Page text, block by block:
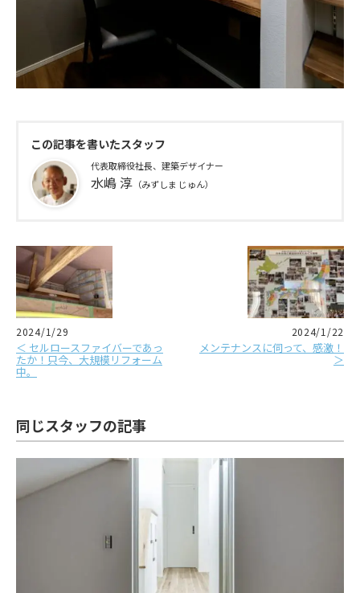
この記事を書いたスタッフ
代表取締役社長、建築デザイナー
水嶋 淳 （みずしま じゅん）
2024/1/29
＜ セルロースファイバーであっ
たか！只今、大規模リフォーム
中。
2024/1/22
メンテナンスに伺って、感激！
＞
同じスタッフの記事